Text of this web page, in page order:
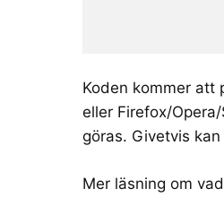
Koden kommer att
eller Firefox/
göras. Givetvis
Mer läsning om